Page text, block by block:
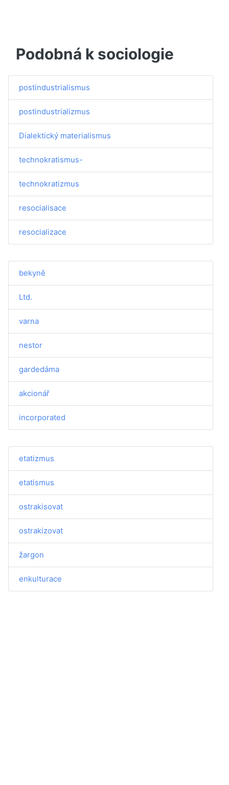
Podobná k sociologie
postindustrialismus
postindustrializmus
Dialektický materialismus
technokratismus-
technokratizmus
resocialisace
resocializace
bekyně
Ltd.
varna
nestor
gardedáma
akcionář
incorporated
etatizmus
etatismus
ostrakisovat
ostrakizovat
žargon
enkulturace